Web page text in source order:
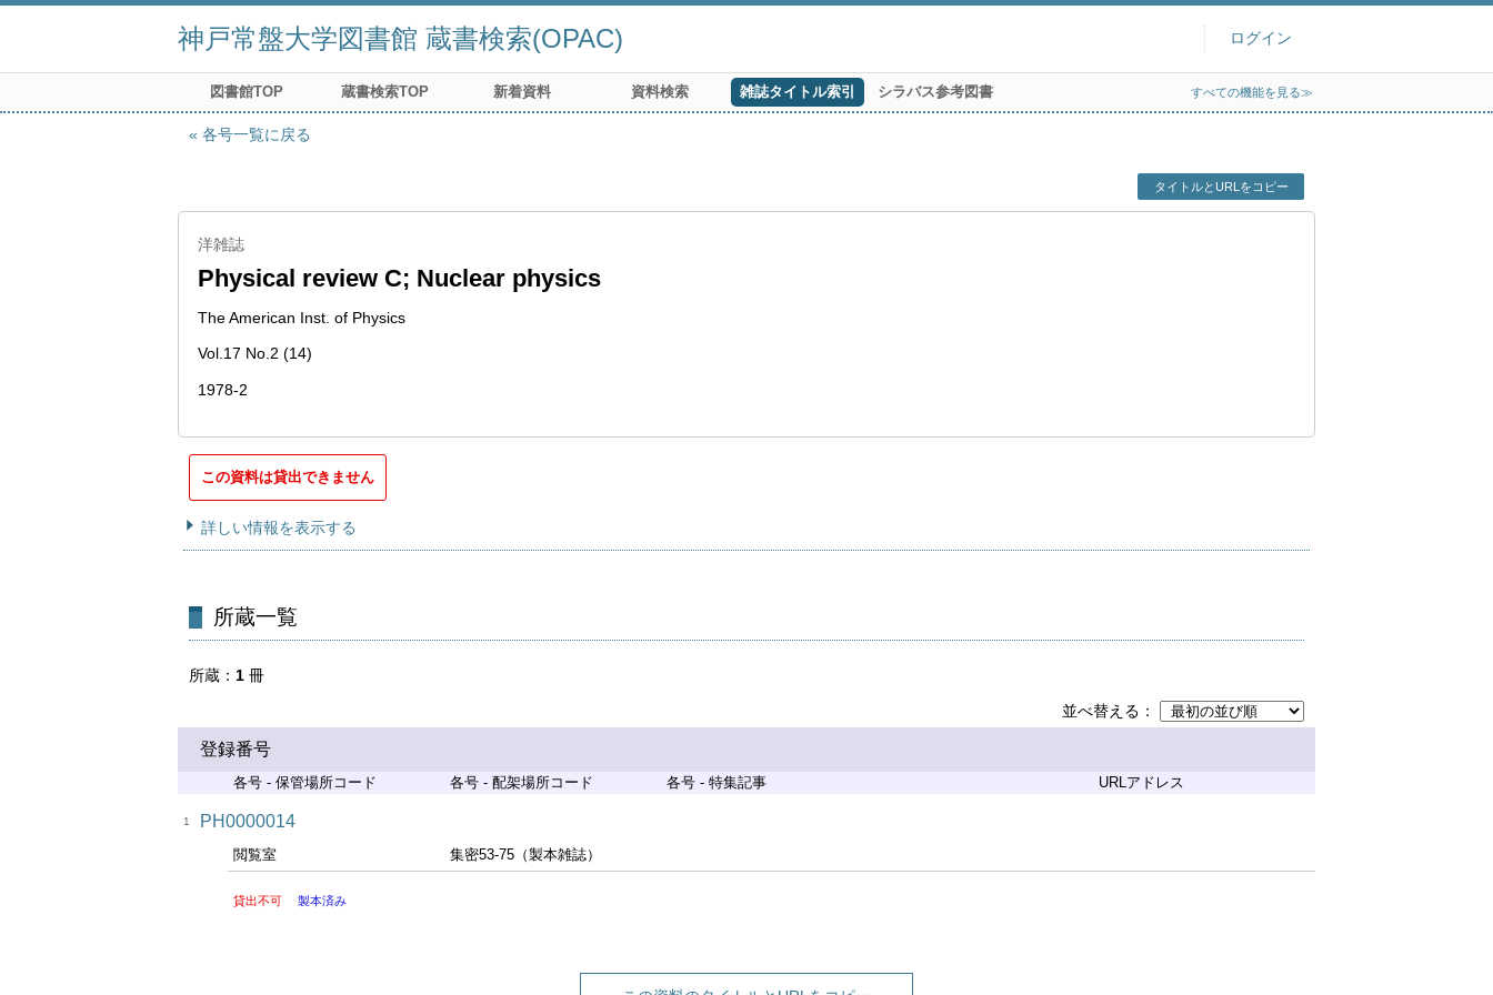
神戸常盤大学図書館 蔵書検索(OPAC) ログイン
図書館TOP 蔵書検索TOP 新着資料 資料検索 雑誌タイトル索引 シラバス参考図書 すべての機能を見る≫
各号一覧に戻る
タイトルとURLをコピー
洋雑誌
Physical review C; Nuclear physics
The American Inst. of Physics
Vol.17 No.2 (14)
1978-2
この資料は貸出できません
詳しい情報を表示する
所蔵一覧
所蔵 1 冊
並べ替える
登録番号
各号 - 保管場所コード 各号 - 配架場所コード 各号 - 特集記事 URLアドレス
1 PH0000014
閲覧室 集密53-75（製本雑誌）
貸出不可 製本済み